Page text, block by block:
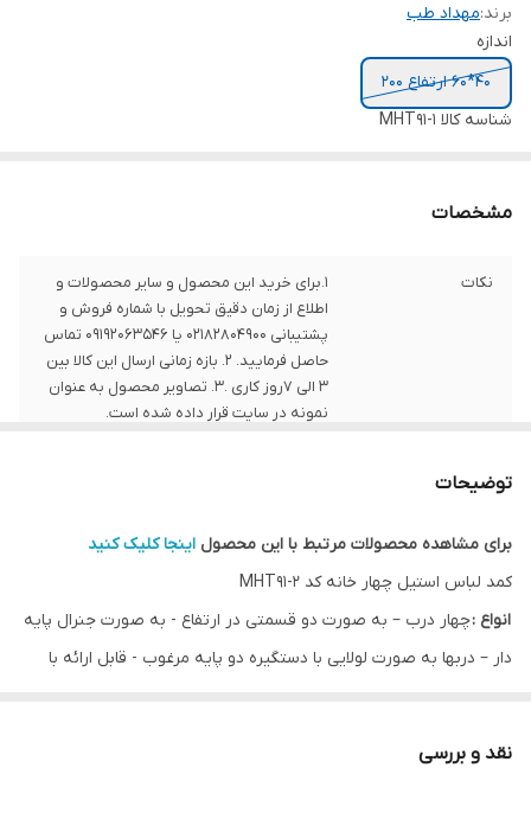
برند:مهداد طب
اندازه
40*60 ارتفاع 200
شناسه کالا MHT91-1
مشخصات
نکات
1.برای خرید این محصول و سایر محصولات و
اطلاع از زمان دقیق تحویل با شماره فروش و
پشتیبانی 02182804900 یا 09192063546 تماس
حاصل فرمایید. 2. بازه زمانی ارسال این کالا بین
3 الی 7روز کاری .3. تصاویر محصول به عنوان
نمونه در سایت قرار داده شده است.
توضیحات
برای مشاهده محصولات مرتبط با این محصول اینجا کلیک کنید
کمد لباس استیل چهار خانه کد 2-MHT91
انواع :چهار درب – به صورت دو قسمتی در ارتفاع - به صورت جنرال پایه
دار – دربها به صورت لولایی با دستگیره دو پایه مرغوب - قابل ارائه با
نقد و بررسی